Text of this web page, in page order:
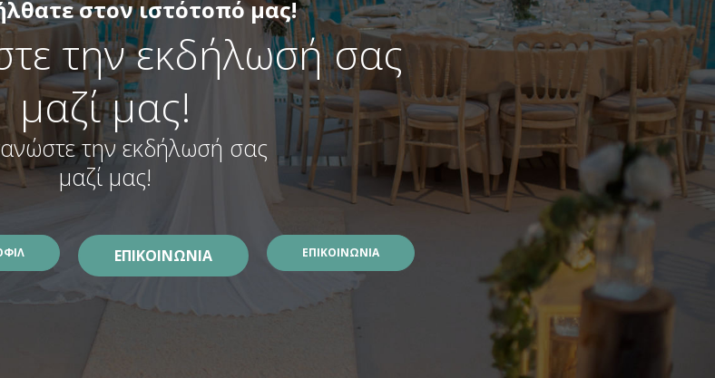
στον ιστότοπό μας!
την εκδήλωσή σας
μαζί μας!
την εκδήλωσή σας
μαζί μας!
ΕΠΙΚΟΙΝΩΝΙΑ ΕΠΙΚΟΙΝΩΝΙΑ